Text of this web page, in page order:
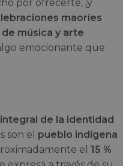
por ofrecerte, ¡y
maoríes
música y arte
emocionante que
de la identidad
son el pueblo indígena
el 15 %